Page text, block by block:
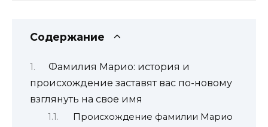
Содержание
Фамилия Марио: история и
происхождение заставят вас по-новому
взглянуть на свое имя
Происхождение фамилии Марио